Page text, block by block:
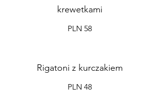
krewetkami
PLN 58
Rigatoni z kurczakiem
PLN 48